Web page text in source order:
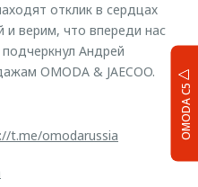
OMODA C5
отклик в сердцах
и верим, что впереди нас
Андрей
OMODA & JAECOO.
t.me/omodarussia